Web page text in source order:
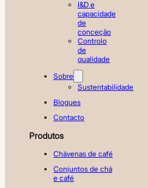
I&D e
capacidade
de
conceção
Controlo
de
qualidade
Sobre
Sustentabilidade
Blogues
Contacto
Produtos
Chávenas de café
Conjuntos de chá
e café